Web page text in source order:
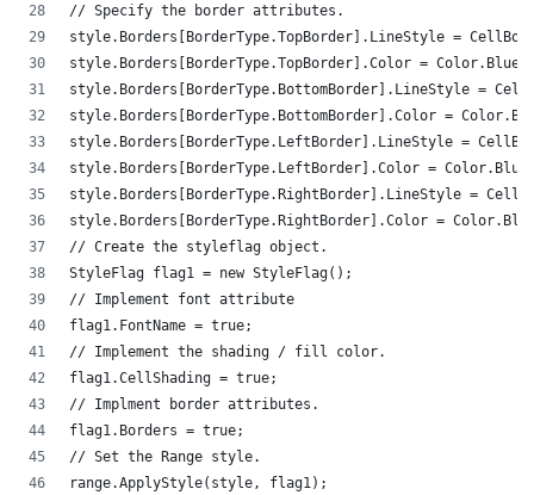
// Specify the border attributes.
style.Borders[BorderType.TopBorder].LineStyle =
style.Borders[BorderType.TopBorder].Color =
style.Borders[BorderType.BottomBorder].LineStyle =
style.Borders[BorderType.BottomBorder].Color =
style.Borders[BorderType.LeftBorder].LineStyle =
style.Borders[BorderType.LeftBorder].Color =
style.Borders[BorderType.RightBorder].LineStyle =
style.Borders[BorderType.RightBorder].Color =
// Create the styleflag object.
StyleFlag flag1 = new StyleFlag();
// Implement font attribute
flag1.FontName = true;
// Implement the shading / fill color.
flag1.CellShading = true;
// Implment border attributes.
flag1.Borders = true;
// Set the Range style.
range.ApplyStyle(style, flag1);